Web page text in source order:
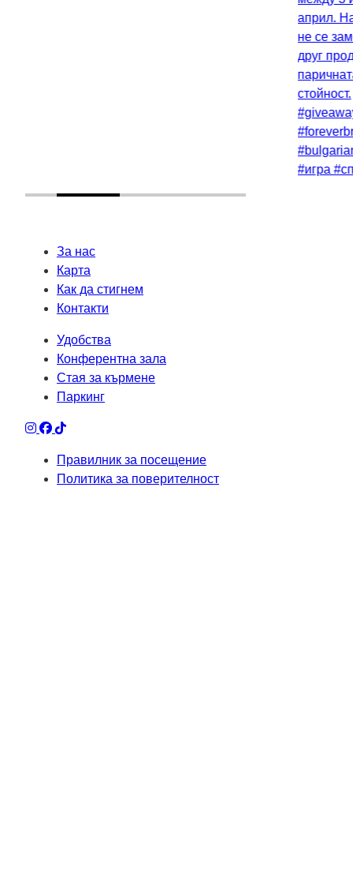
За нас
Карта
Как да стигнем
Контакти
Удобства
Конферентна зала
Стая за кърмене
Паркинг
Правилник за посещение
Политика за поверителност